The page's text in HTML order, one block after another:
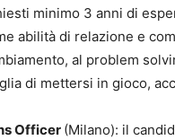
minimo 3 anni di
abilità di relazione e
al problem
di mettersi in gioco,
Officer (Milano): il